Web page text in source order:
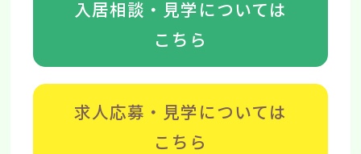
入居相談・見学については
こちら
求人応募・見学については
こちら